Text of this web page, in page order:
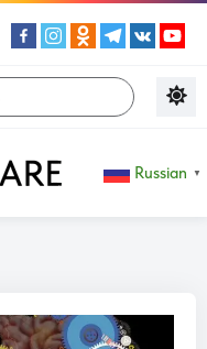
Russian ▼